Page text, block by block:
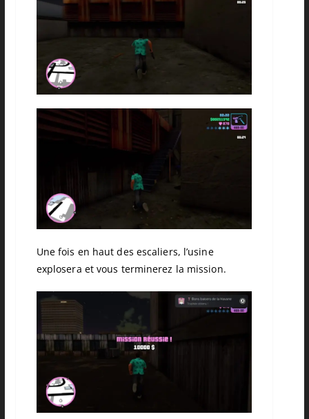
Une fois en haut des escaliers, l’usine
explosera et vous terminerez la mission.